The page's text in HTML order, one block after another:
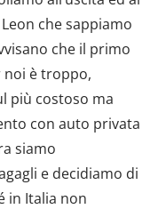
che sappiamo
che il primo
noi è troppo,
più costoso ma
con auto privata
siamo
e decidiamo di
in Italia non